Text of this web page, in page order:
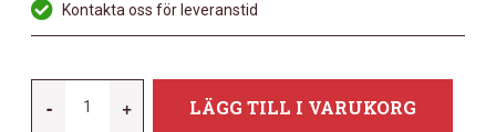
Kontakta oss för leveranstid
-
CSCB7BR
+ LÄGG TILL I VARUKORG